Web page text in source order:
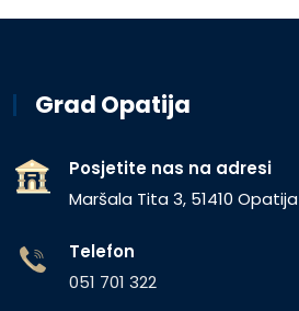
Grad Opatija
Posjetite nas na adresi
Maršala Tita 3, 51410 Opatija
Telefon
051 701 322